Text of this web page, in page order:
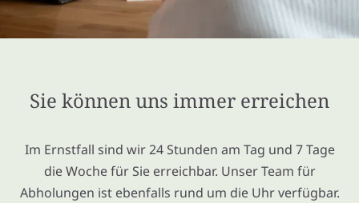
Sie können uns immer erreichen
Im Ernstfall sind wir 24 Stunden am Tag und 7 Tage
die Woche für Sie erreichbar. Unser Team für
Abholungen ist ebenfalls rund um die Uhr verfügbar.